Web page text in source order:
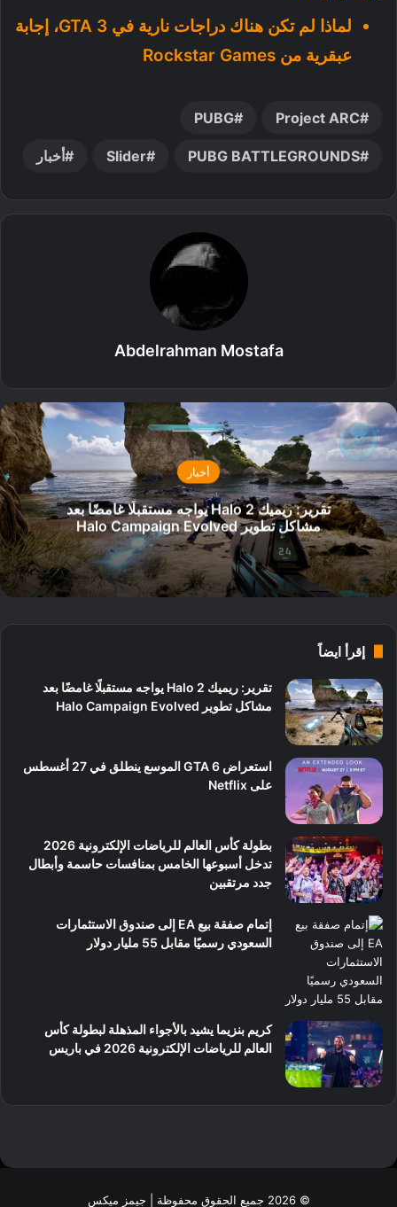
لماذا لم تكن هناك دراجات نارية في GTA 3، إجابة
عبقرية من Rockstar Games
Project ARC
PUBG
PUBG BATTLEGROUNDS
Slider أخبار
Abdelrahman Mostafa
أخبار
تقرير: ريميك Halo 2 يواجه مستقبلًا غامضًا بعد
مشاكل تطوير Halo Campaign Evolved
إقرأ ايضاً
تقرير: ريميك Halo 2 يواجه مستقبلًا غامضًا بعد
مشاكل تطوير Halo Campaign Evolved
استعراض GTA 6 الموسع ينطلق في 27 أغسطس
على Netflix
بطولة كأس العالم للرياضات الإلكترونية 2026
تدخل أسبوعها الخامس بمنافسات حاسمة وأبطال
جدد مرتقبين
إتمام صفقة بيع EA إلى صندوق الاستثمارات
السعودي رسميًا مقابل 55 مليار دولار
كريم بنزيما يشيد بالأجواء المذهلة لبطولة كأس
العالم للرياضات الإلكترونية 2026 في باريس
© 2026 جميع الحقوق محفوظة | جيمز ميكس